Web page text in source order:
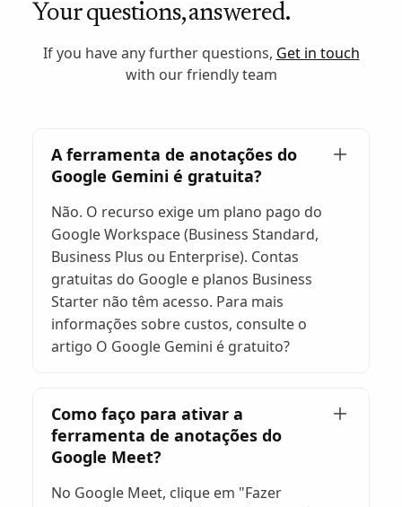
Your questions, answered.
If you have any further questions, Get in touch
with our friendly team
A ferramenta de anotações do
Google Gemini é gratuita?
Não. O recurso exige um plano pago do
Google Workspace (Business Standard,
Business Plus ou Enterprise). Contas
gratuitas do Google e planos Business
Starter não têm acesso. Para mais
informações sobre custos, consulte o
artigo O Google Gemini é gratuito?
Como faço para ativar a
ferramenta de anotações do
Google Meet?
No Google Meet, clique em "Fazer